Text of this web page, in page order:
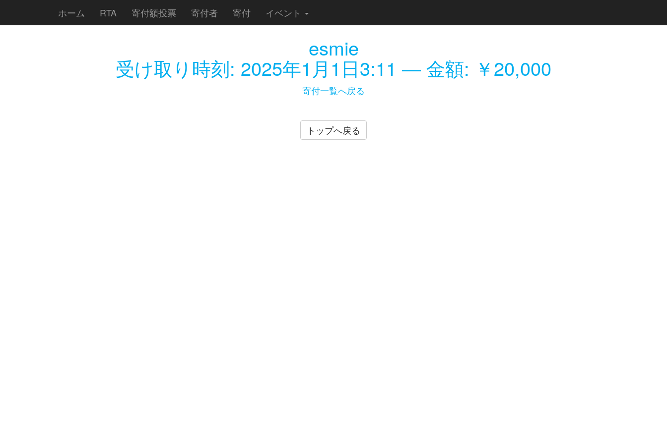
ホーム RTA 寄付額投票 寄付者 寄付 イベント
esmie
受け取り時刻: 2025年1月1日3:11 — 金額: ￥20,000
寄付一覧へ戻る
トップへ戻る